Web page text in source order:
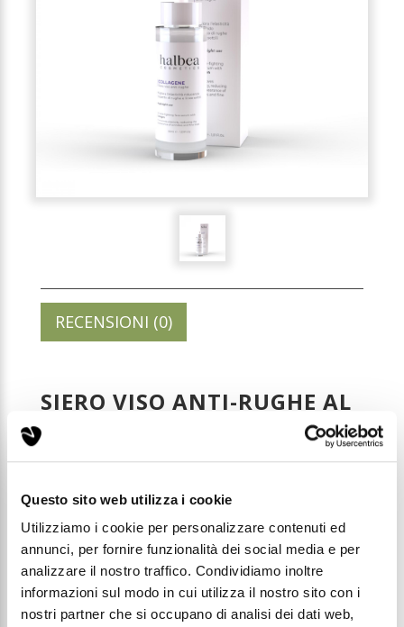
Questo sito web utilizza i cookie
Utilizziamo i cookie per personalizzare contenuti ed
annunci, per fornire funzionalità dei social media e per
analizzare il nostro traffico. Condividiamo inoltre
informazioni sul modo in cui utilizza il nostro sito con i
nostri partner che si occupano di analisi dei dati web,
RECENSIONI (0)
SIERO VISO ANTI-RUGHE AL
COLLAGENE - 30ML
Prezzo di listino:
€ 45,99 € 35,99
Condividi questo articolo sui social